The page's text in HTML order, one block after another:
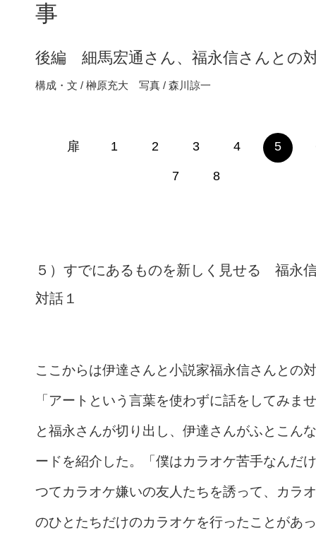
事
後編 細馬宏通さん、福永信さんとの
構成・文 / 榊原充大 写真 / 森川諒一
扉 1 2 3 4 5
7 8
５）すでにあるものを新しく見せる 福永
対話１
ここからは伊達さんと小説家福永信さんとの
「アートという言葉を使わずに話をしてみま
と福永さんが切り出し、伊達さんがふとこん
ードを紹介した。「僕はカラオケ苦手なんだ
つてカラオケ嫌いの友人たちを誘って、カラ
のひとたちだけのカラオケを行ったことがあ